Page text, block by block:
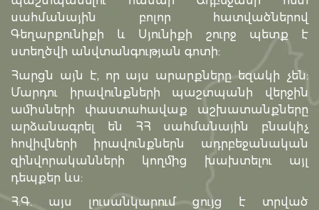
սահմանային բոլոր հատվածներով
Գեղարքունիքի և Սյունիքի շուրջ պետք է
ստեղծվի անվտանգության գոտի:
Հարցն այն է, որ այս արարքները եզակի չեն:
Մարդու իրավունքների պաշտպանի վերջին
ամիսների փաստահավաք աշխատանքները
արձանագրել են ՀՀ սահմանային բնակիչ
հովիվների իրավունքներն ադրբեջանական
զինվորականների կողմից խախտելու այլ
դեպքեր ևս:
Հ.Գ. այս լուսանկարում ցույց է տրված